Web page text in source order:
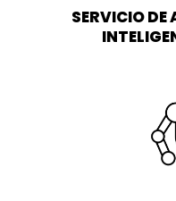
SERVICIO DE